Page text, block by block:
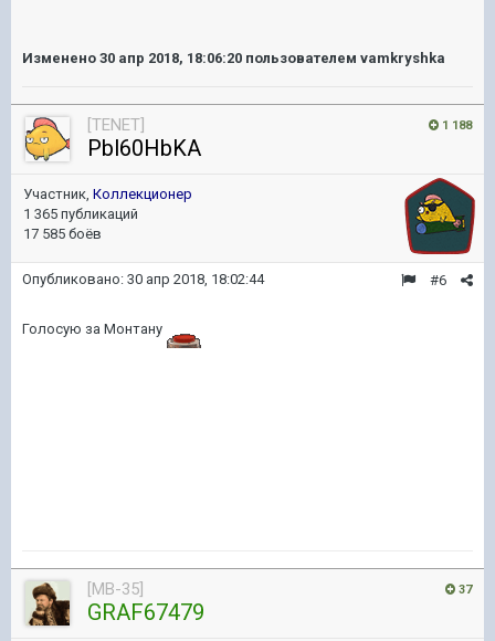
Изменено 30 апр 2018, 18:06:20 пользователем vamkryshka
1 188
[TENET]
Pbl60HbKA
Участник, Коллекционер
1 365 публикаций
17 585 боёв
#6
Опубликовано: 30 апр 2018, 18:02:44
Голосую за Монтану
37
[MB-35]
GRAF67479